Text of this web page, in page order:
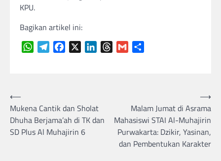
KPU.
Bagikan artikel ini:
WhatsAppTelegramFacebook LinkedInThreads
Gmail
Navigasi
pos
⟵
Mukena Cantik dan Sholat
Dhuha Berjama’ah di TK dan
SD Plus Al Muhajirin 6
Malam Jumat di Asrama
Mahasiswi STAI Al-Muhajirin
Purwakarta: Dzikir, Yasinan,
dan Pembentukan Karakter
⟶